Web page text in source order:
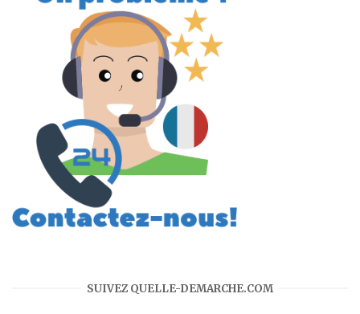
SUIVEZ QUELLE-DEMARCHE.COM